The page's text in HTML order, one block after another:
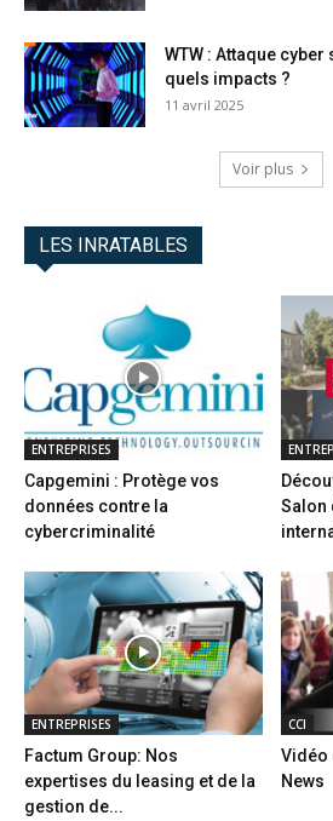
WTW : Attaque
quels impacts ?
11 avril 2025
Voir plus
LES INRATABLES
ENTREPRISES
Capgemini : Protège vos
données contre la
cybercriminalité
Salon
ENTREPRISES
Factum Group: Nos
expertises du leasing et de la
gestion de...
CCI
Vidéo
News